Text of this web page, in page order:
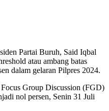
Partai Buruh, Said Iqbal
atau ambang batas
dalam gelaran Pilpres 2024.
Group Discussion (FGD)
nol persen, Senin 31 Juli